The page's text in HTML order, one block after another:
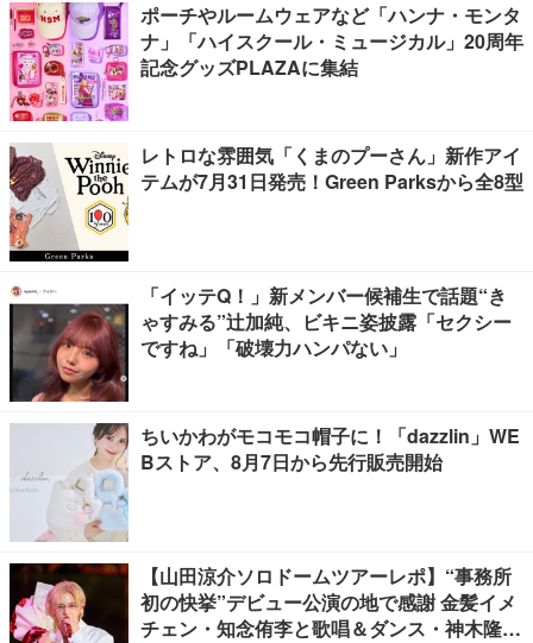
ポーチやルームウェアなど「ハンナ・モンタ
ナ」「ハイスクール・ミュージカル」20周年
記念グッズPLAZAに集結
レトロな雰囲気「くまのプーさん」新作アイ
テムが7月31日発売！Green Parksから全8型
「イッテQ！」新メンバー候補生で話題“き
ゃすみる”辻加純、ビキニ姿披露「セクシー
ですね」「破壊力ハンパない」
ちいかわがモコモコ帽子に！「dazzlin」WE
Bストア、8月7日から先行販売開始
【山田涼介ソロドームツアーレポ】“事務所
初の快挙”デビュー公演の地で感謝 金髪イメ
チェン・知念侑李と歌唱＆ダンス・神木隆之